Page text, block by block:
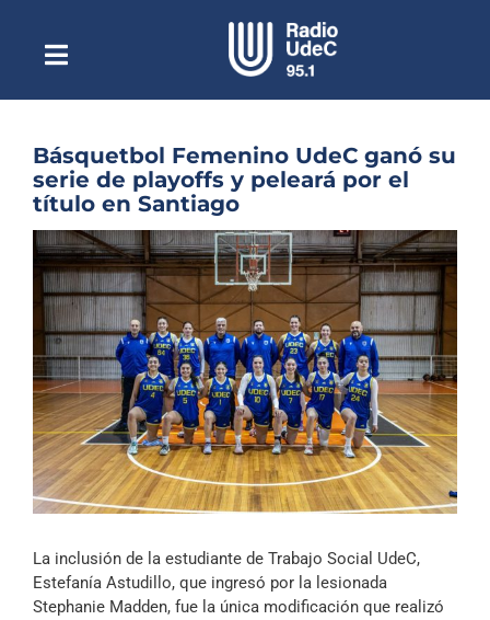
contenidoToggle
NavigationEscuchar Radio UdeC en vivo
Quiénes Somos
Programación
Podcast
Noticias
Reportajes
Columnas
Música Clásica
Especiales
Archivo Sonoro
Básquetbol Femenino UdeC ganó su
serie de playoffs y peleará por el
título en Santiago
Ver
imagen
más
grande
La inclusión de la estudiante de Trabajo Social UdeC,
Estefanía Astudillo, que ingresó por la lesionada
Stephanie Madden, fue la única modificación que realizó